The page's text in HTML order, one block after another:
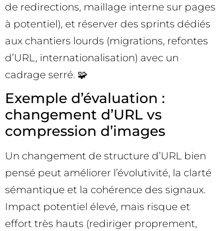
de redirections, maillage interne sur pages
à potentiel), et réserver des sprints dédiés
aux chantiers lourds (migrations, refontes
d’URL, internationalisation) avec un
cadrage serré. 🧩
Exemple d’évaluation :
changement d’URL vs
compression d’images
Un changement de structure d’URL bien
pensé peut améliorer l’évolutivité, la clarté
sémantique et la cohérence des signaux.
Impact potentiel élevé, mais risque et
effort très hauts (rediriger proprement,